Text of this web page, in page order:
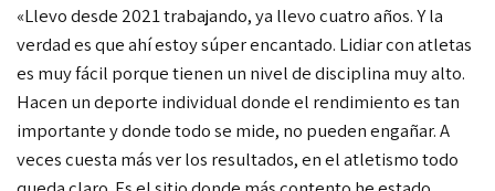
«Llevo desde 2021 trabajando, ya llevo cuatro años.Y la
verdad es que ahí estoy súper encantado. Lidiar con atletas
es muy fácil porque tienen un nivel de disciplina muy alto.
Hacen un deporte individual donde el rendimiento es tan
importante y donde todo se mide, no pueden engañar. A
veces cuesta más ver los resultados, en el atletismo todo